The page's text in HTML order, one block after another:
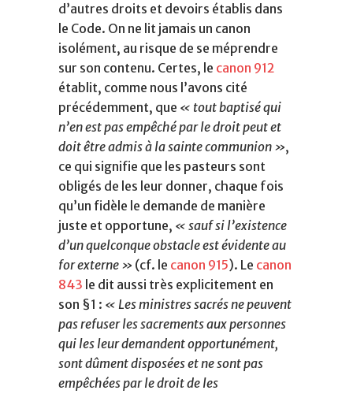
d’autres droits et devoirs établis dans
le Code. On ne lit jamais un canon
isolément, au risque de se méprendre
sur son contenu. Certes, le canon 912
établit, comme nous l’avons cité
précédemment, que « tout baptisé qui
n’en est pas empêché par le droit peut et
doit être admis à la sainte communion »,
ce qui signifie que les pasteurs sont
obligés de les leur donner, chaque fois
qu’un fidèle le demande de manière
juste et opportune, « sauf si l’existence
d’un quelconque obstacle est évidente au
for externe » (cf. le canon 915). Le canon
843 le dit aussi très explicitement en
son §1 : « Les ministres sacrés ne peuvent
pas refuser les sacrements aux personnes
qui les leur demandent opportunément,
sont dûment disposées et ne sont pas
empêchées par le droit de les